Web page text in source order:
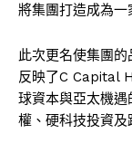
將集團打造成為一
此次更名使集團的
反映了C Capital
球資本與亞太機
權、硬科技投資及